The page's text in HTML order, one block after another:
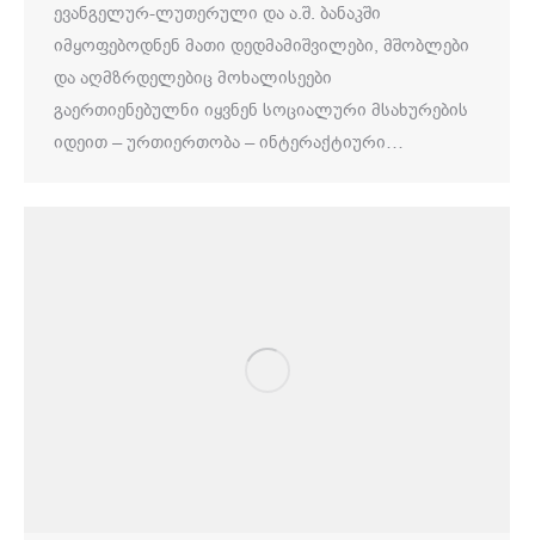
ევანგელურ-ლუთერული და ა.შ. ბანაკში
იმყოფებოდნენ მათი დედმამიშვილები, მშობლები
და აღმზრდელებიც მოხალისეები
გაერთიენებულნი იყვნენ სოციალური მსახურების
იდეით – ურთიერთობა – ინტერაქტიური…